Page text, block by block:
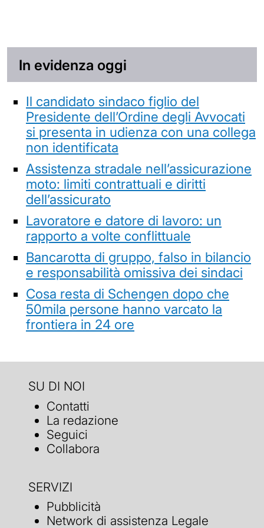
In evidenza oggi
Il candidato sindaco figlio del
Presidente dell’Ordine degli Avvocati
si presenta in udienza con una collega
non identificata
Assistenza stradale nell’assicurazione
moto: limiti contrattuali e diritti
dell’assicurato
Lavoratore e datore di lavoro: un
rapporto a volte conflittuale
Bancarotta di gruppo, falso in bilancio
e responsabilità omissiva dei sindaci
Cosa resta di Schengen dopo che
50mila persone hanno varcato la
frontiera in 24 ore
SU DI NOI
Contatti
La redazione
Seguici
Collabora
SERVIZI
Pubblicità
Network di assistenza Legale